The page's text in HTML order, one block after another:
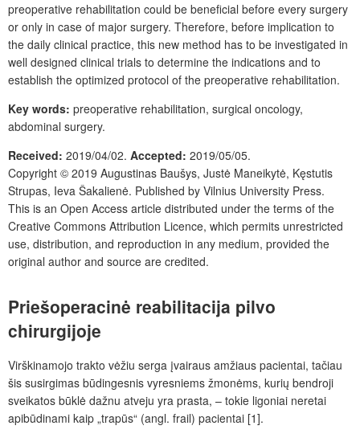
preoperative rehabilitation could be beneficial before every surgery
or only in case of major surgery. Therefore, before implication to
the daily clinical practice, this new method has to be investigated in
well designed clinical trials to determine the indications and to
establish the optimized protocol of the preoperative rehabilitation.
Key words: preoperative rehabilitation, surgical oncology,
abdominal surgery.
Received: 2019/04/02. Accepted: 2019/05/05.
Copyright © 2019 Augustinas Baušys, Justė Maneikytė, Kęstutis
Strupas, Ieva Šakalienė. Published by Vilnius University Press.
This is an Open Access article distributed under the terms of the
Creative Commons Attribution Licence, which permits unrestricted
use, distribution, and reproduction in any medium, provided the
original author and source are credited.
Priešoperacinė reabilitacija pilvo
chirurgijoje
Virškinamojo trakto vėžiu serga įvairaus amžiaus pacientai, tačiau
šis susirgimas būdingesnis vyresniems žmonėms, kurių bendroji
sveikatos būklė dažnu atveju yra prasta, – tokie ligoniai neretai
apibūdinami kaip „trapūs“ (angl. frail) pacientai [1].